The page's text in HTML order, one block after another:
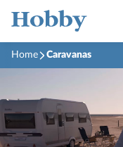
Home Caravanas